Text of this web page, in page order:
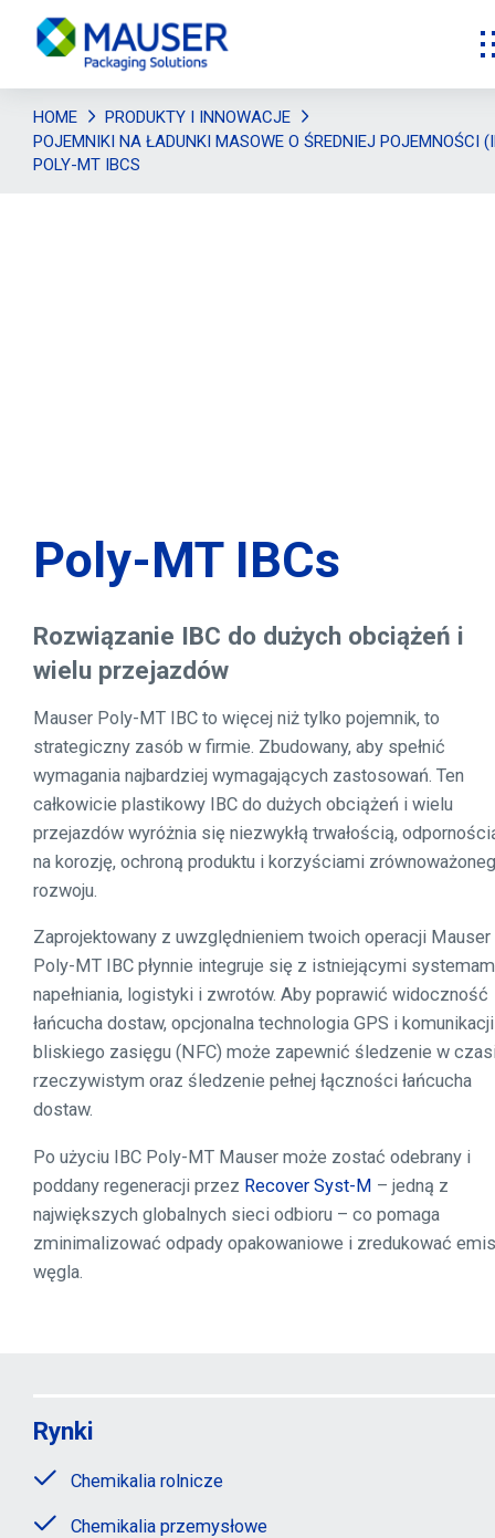
HOME
PRODUKTY I INNOWACJE
POJEMNIKI NA ŁADUNKI MASOWE O ŚREDNIEJ POJEMNOŚCI
POLY-MT IBCS
Poly-MT IBCs
Rozwiązanie IBC do dużych obciążeń i
wielu przejazdów
Mauser Poly-MT IBC to więcej niż tylko pojemnik, to
strategiczny zasób w firmie. Zbudowany, aby spełnić
wymagania najbardziej wymagających zastosowań. Ten
całkowicie plastikowy IBC do dużych obciążeń i wielu
przejazdów wyróżnia się niezwykłą trwałością,
na korozję, ochroną produktu i korzyściami
rozwoju.
Zaprojektowany z uwzględnieniem twoich operacji Mauser
Poly-MT IBC płynnie integruje się z istniejącymi
napełniania, logistyki i zwrotów. Aby poprawić widoczność
łańcucha dostaw, opcjonalna technologia GPS i komunikacji
bliskiego zasięgu (NFC) może zapewnić śledzenie w
rzeczywistym oraz śledzenie pełnej łączności łańcucha
dostaw.
Po użyciu IBC Poly-MT Mauser może zostać odebrany i
poddany regeneracji przez Recover Syst-M – jedną z
największych globalnych sieci odbioru – co pomaga
zminimalizować odpady opakowaniowe i zredukować
węgla.
Rynki
Chemikalia rolnicze
Chemikalia przemysłowe